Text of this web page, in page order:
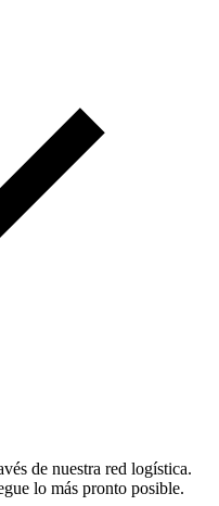
de nuestra red logística.
lo más pronto posible.